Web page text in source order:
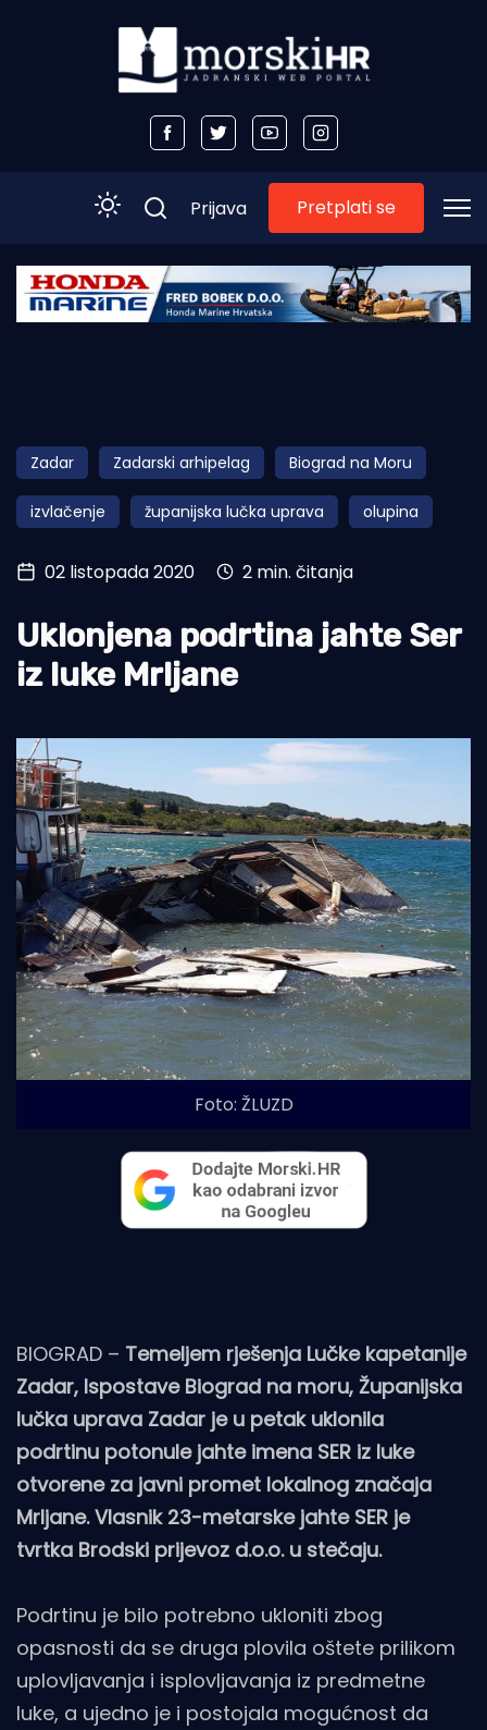
Početna
Obala
Otoci
Turizam i nautika
Pomorstvo
Ekologija
Prijava Pretplati se
Zadar Zadarski arhipelag Biograd na Moru
izvlačenje županijska lučka uprava olupina
02 listopada 2020 2 min. čitanja
Uklonjena podrtina jahte Ser
iz luke Mrljane
Foto: ŽLUZD
BIOGRAD – Temeljem rješenja Lučke kapetanije
Zadar, Ispostave Biograd na moru, Županijska
lučka uprava Zadar je u petak uklonila
podrtinu potonule jahte imena SER iz luke
otvorene za javni promet lokalnog značaja
Mrljane. Vlasnik 23-metarske jahte SER je
tvrtka Brodski prijevoz d.o.o. u stečaju.
Podrtinu je bilo potrebno ukloniti zbog
opasnosti da se druga plovila oštete prilikom
uplovljavanja i isplovljavanja iz predmetne
luke, a ujedno je i postojala mogućnost da